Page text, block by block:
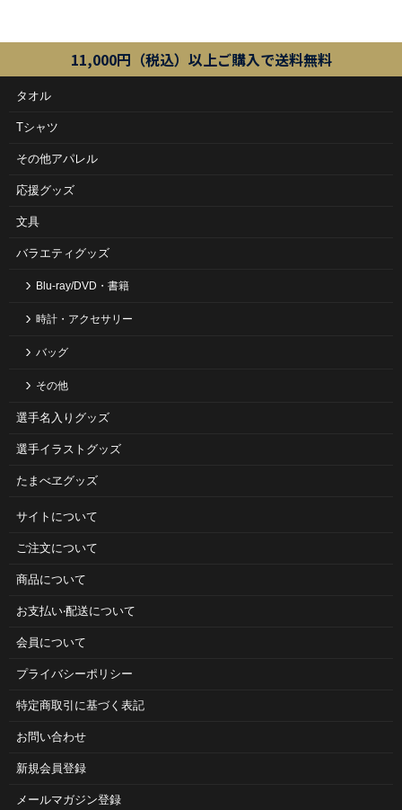
11,000円（税込）以上ご購入で送料無料
タオル
Tシャツ
その他アパレル
応援グッズ
文具
バラエティグッズ
Blu-ray/DVD・書籍
時計・アクセサリー
バッグ
その他
選手名入りグッズ
選手イラストグッズ
たまべヱグッズ
サイトについて
ご注⽂について
商品について
お⽀払い‧配送について
会員について
プライバシーポリシー
特定商取引に基づく表記
お問い合わせ
新規会員登録
メールマガジン登録